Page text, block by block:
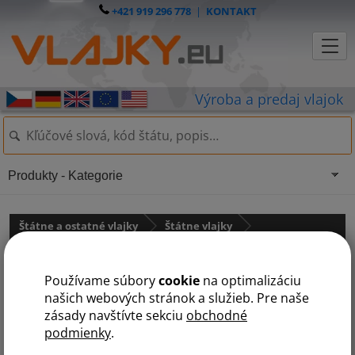
Používame súborycookie na optimalizáciu
našich webových stránok a služieb. Pre naše
zásady navštívte sekciu obchodné
podmienky.
+421 919 296 778| KONTAKT
Štátne a ostatné vlajky
Štátne vlajky
A B Č D E G J K L M N R S T U Z
Produkty - Kategorie